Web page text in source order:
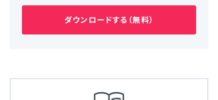
ダウンロードする（無料）